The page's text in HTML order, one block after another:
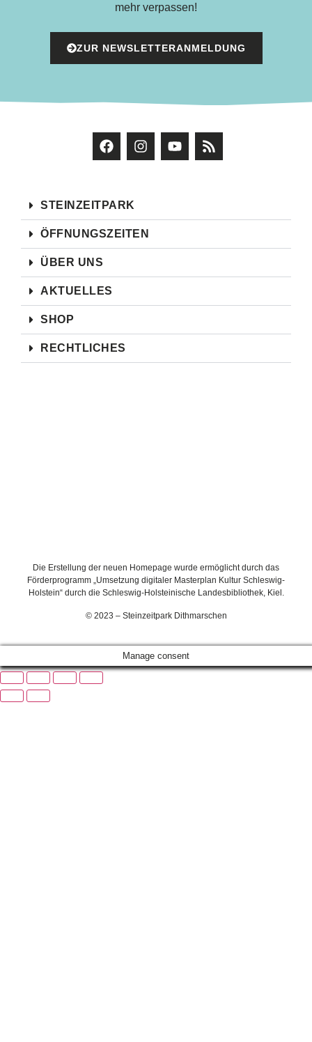
mehr verpassen!
ZUR NEWSLETTERANMELDUNG
STEINZEITPARK
ÖFFNUNGSZEITEN
ÜBER UNS
AKTUELLES
SHOP
RECHTLICHES
Die Erstellung der neuen Homepage wurde ermöglicht durch das
Förderprogramm „Umsetzung digitaler Masterplan Kultur Schleswig-
Holstein“ durch die Schleswig-Holsteinische Landesbibliothek, Kiel.
© 2023 – Steinzeitpark Dithmarschen
Manage consent